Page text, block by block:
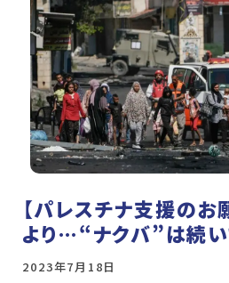
【パレスチナ支援のお
より…“ナクバ”は続い
2023年7月18日